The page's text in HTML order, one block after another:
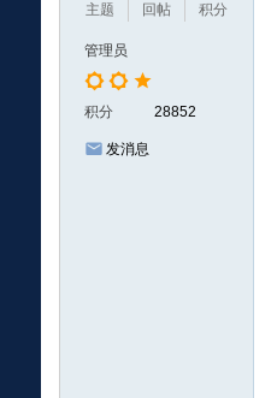
主题
回帖
积分
管理员
积分 28852
发消息